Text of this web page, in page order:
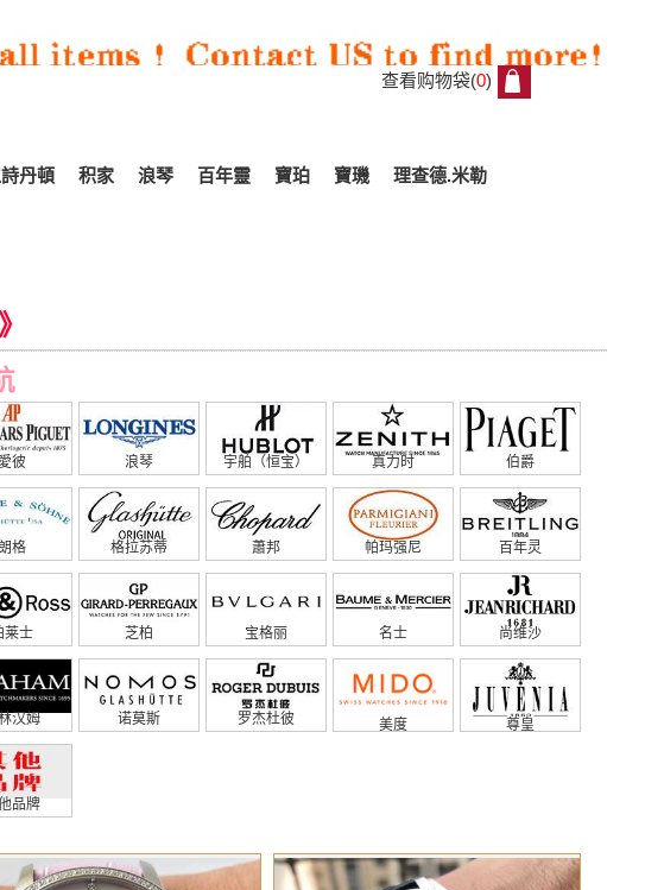
查看购物袋(0)
丹頓 积家 浪琴 百年靈 寶珀 寶璣 理查德.米勒
愛彼 浪琴 宇舶（恒宝） 真力时 伯爵
朗格 格拉苏蒂 蕭邦 帕玛强尼 百年灵
莱士 芝柏 宝格丽 名士 尚维沙
汉姆 诺莫斯 罗杰杜彼 美度 尊皇
品牌